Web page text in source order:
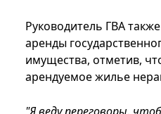
Руководитель ГВА
аренды
имущества, отметив,
арендуемое жилье